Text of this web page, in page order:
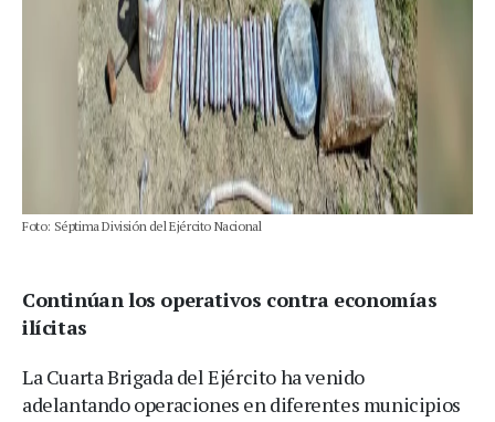
Foto: Séptima División del Ejército Nacional
Continúan los operativos contra economías
ilícitas
La Cuarta Brigada del Ejército ha venido
adelantando operaciones en diferentes municipios